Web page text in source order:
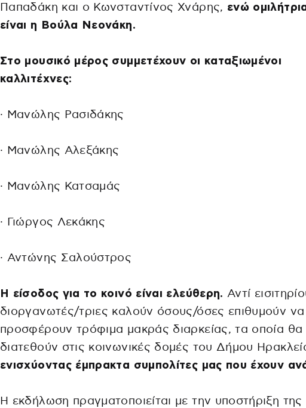
Παπαδάκη και ο Κωνσταντίνος Χνάρης, ενώ
είναι η Βούλα Νεονάκη.
Στο μουσικό μέρος συμμετέχουν οι καταξιωμένοι
καλλιτέχνες:
· Μανώλης Ρασιδάκης
· Μανώλης Αλεξάκης
· Μανώλης Κατσαμάς
· Γιώργος Λεκάκης
· Αντώνης Σαλούστρος
Η είσοδος για το κοινό είναι ελεύθερη. Αντί
διοργανωτές/τριες καλούν όσους/όσες επιθυμούν να
προσφέρουν τρόφιμα μακράς διαρκείας, τα οποία θα
διατεθούν στις κοινωνικές δομές του Δήμου
ενισχύοντας έμπρακτα συμπολίτες μας που έχουν
Η εκδήλωση πραγματοποιείται με την υποστήριξη της